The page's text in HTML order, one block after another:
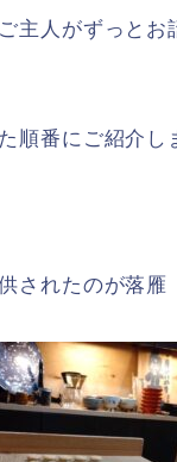
主人がずっと
順番にご紹介し
されたのが落雁